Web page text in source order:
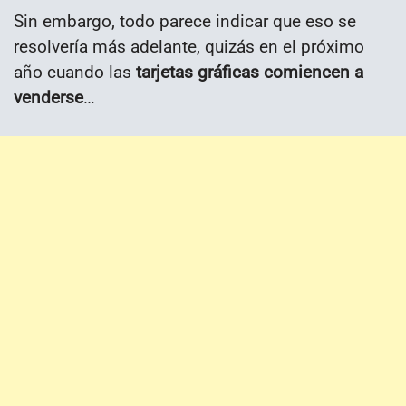
Sin embargo, todo parece indicar que eso se
resolvería más adelante, quizás en el próximo
año cuando las tarjetas gráficas comiencen a
venderse…